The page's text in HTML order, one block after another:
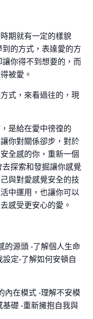
期就有一定的樣貌
的方式，表達愛的方
讓你得不到想要的，而
被愛。
式，來看過往的，現
是給在愛中徬徨的
你對關係卻步，對於
全感的你，重新一個
探索和發掘讓你感覺
與對愛感覺安全的技
中運用，也讓你可以
感受更安心的愛。
的源頭 -了解個人生命
設定-了解如何安頓自
內在模式 -理解不安模
基礎 -重新擁抱自我與